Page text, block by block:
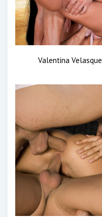
Valentina